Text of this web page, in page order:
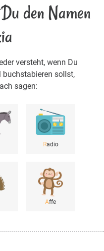
den Namen
versteht, wenn Du
buchstabieren sollst,
sagen:
Radio
Affe